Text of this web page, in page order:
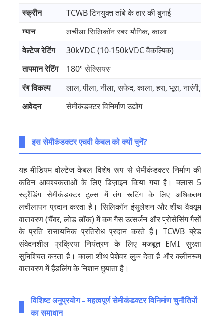
स्क्रीन
TCWB टिनयुक्त तांबे के तार की बुनाई
म्यान
लचीला सिलिकॉन रबर यौगिक, काला
वेल्टेज रेटिंग
30kVDC (10-150kVDC वैकल्पिक)
तापमान रेटिंग
180° सेल्सियस
रंग विकल्प
लाल, पीला, नीला, सफेद, काला, हरा, भूरा, नारंगी, ग्रे
आवेदन
सेमीकंडक्टर विनिर्माण उद्योग
इस सेमीकंडक्टर एचवी केबल को क्यों चुनें?
यह मीडियम वोल्टेज केबल विशेष रूप से सेमीकंडक्टर निर्माण की
कठिन आवश्यकताओं के लिए डिज़ाइन किया गया है। क्लास 5
स्ट्रैंडिंग सेमीकंडक्टर टूल्स में तंग रूटिंग के लिए अधिकतम
लचीलापन प्रदान करता है। सिलिकॉन इंसुलेशन और शीथ वैक्यूम
वातावरण (चैंबर, लोड लॉक) में कम गैस उत्सर्जन और प्रोसेसिंग गैसों
के प्रति रासायनिक प्रतिरोध प्रदान करते हैं। TCWB ब्रेड
संवेदनशील प्रक्रिया नियंत्रण के लिए मजबूत EMI सुरक्षा
सुनिश्चित करता है। काला शीथ पेशेवर लुक देता है और क्लीनरूम
वातावरण में हैंडलिंग के निशान छुपाता है।
विशिष्ट अनुप्रयोग – महत्वपूर्ण सेमीकंडक्टर विनिर्माण चुनौतियों
का समाधान